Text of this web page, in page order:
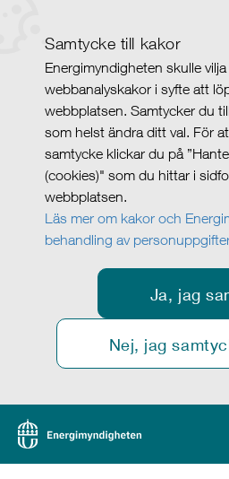
Samtycke till kakor
Energimyndigheten skulle
webbanalyskakor i syfte att
webbplatsen. Samtycker du
som helst ändra ditt val. För
samtycke klickar du på
(cookies)" som du hittar i
webbplatsen.
Läs mer om kakor och
behandling av
Ja, jag
Nej, jag